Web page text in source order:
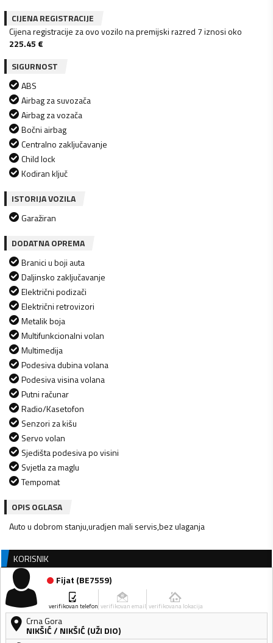
CIJENA REGISTRACIJE
Cijena registracije za ovo vozilo na premijski razred 7 iznosi oko
225.45 €
SIGURNOST
ABS
Airbag za suvozača
Airbag za vozača
Bočni airbag
Centralno zaključavanje
Child lock
Kodiran ključ
ISTORIJA VOZILA
Garažiran
DODATNA OPREMA
Branici u boji auta
Daljinsko zaključavanje
Električni podizači
Električni retrovizori
Metalik boja
Multifunkcionalni volan
Multimedija
Podesiva dubina volana
Podesiva visina volana
Putni računar
Radio/Kasetofon
Senzori za kišu
Servo volan
Sjedišta podesiva po visini
Svjetla za maglu
Tempomat
OPIS OGLASA
Auto u dobrom stanju,uradjen mali servis,bez ulaganja
KORISNIK
Fijat (BE7559)
verifikovan telefon verifikovan email verifikovana lokacija
Crna Gora
NIKŠIĆ/ NIKŠIĆ (UŽI DIO)